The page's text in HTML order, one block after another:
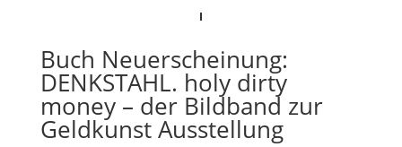
Buch Neuerscheinung:
DENKSTAHL. holy dirty
money – der Bildband zur
Geldkunst Ausstellung